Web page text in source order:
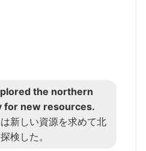
the northern
for new resources.
新しい資源を求めて北
検した。